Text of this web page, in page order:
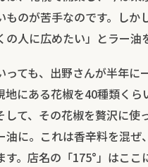
ものが苦手なのです。し
人に広めたい」とラー油
っても、出野さんが半年
地にある花椒を40種類く
して、その花椒を贅沢に
に。これは香辛料を混
。店名の「175°」はこ